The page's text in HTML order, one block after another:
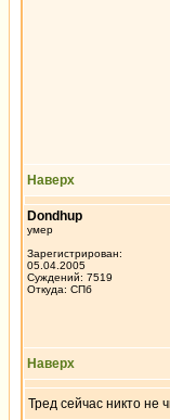
Наверх
Dondhup
умер
Зарегистрирован:
05.04.2005
Суждений: 7519
Откуда: СПб
Наверх
Тред сейчас никто не